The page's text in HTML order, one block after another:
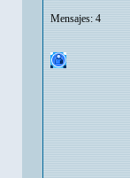
Mensajes: 4